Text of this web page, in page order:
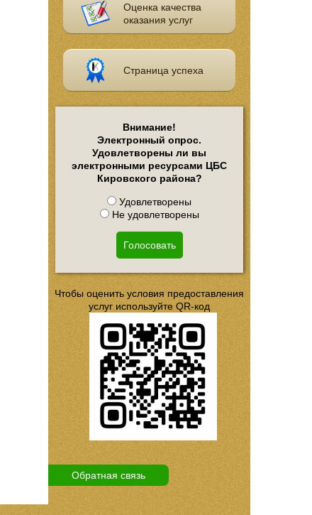
Оценка качества
оказания услуг
Страница успеха
Внимание!
Электронный опрос.
Удовлетворены ли вы
электронными ресурсами ЦБС
Кировского района?
Удовлетворены
Не удовлетворены
Голосовать
Чтобы оценить условия предоставления
услуг используйте QR-код
Обратная связь